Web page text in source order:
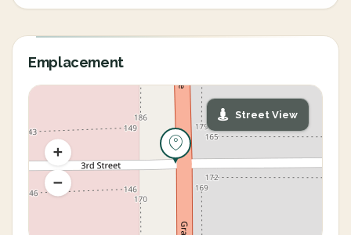
Emplacement
Street View